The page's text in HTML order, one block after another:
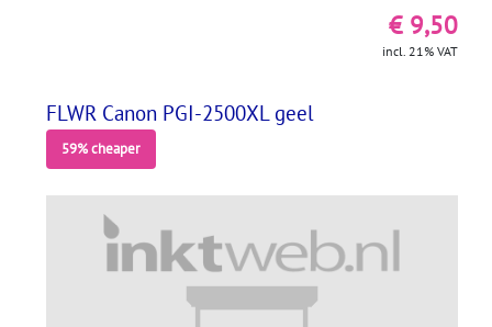
€ 9,50
incl. 21% VAT
FLWR Canon PGI-2500XL geel
59% cheaper